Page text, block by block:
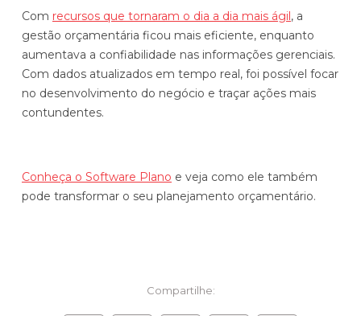
Com recursos que tornaram o dia a dia mais ágil, a
gestão orçamentária ficou mais eficiente, enquanto
aumentava a confiabilidade nas informações gerenciais.
Com dados atualizados em tempo real, foi possível focar
no desenvolvimento do negócio e traçar ações mais
contundentes.
Conheça o Software Plano e veja como ele também
pode transformar o seu planejamento orçamentário.
Compartilhe: